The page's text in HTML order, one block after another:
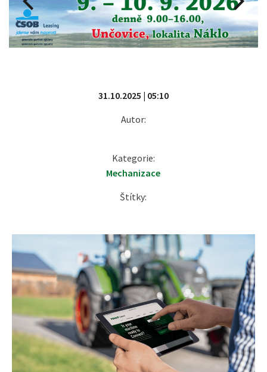
31.10.2025 | 05:10
Autor:
Kategorie:
Mechanizace
Štítky: